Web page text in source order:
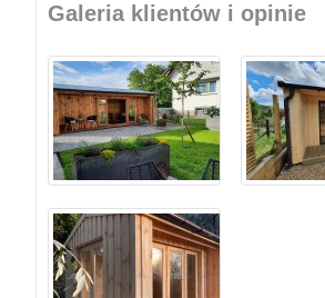
Galeria klientów i opinie